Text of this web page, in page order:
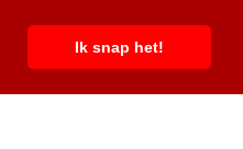
Ik snap het!